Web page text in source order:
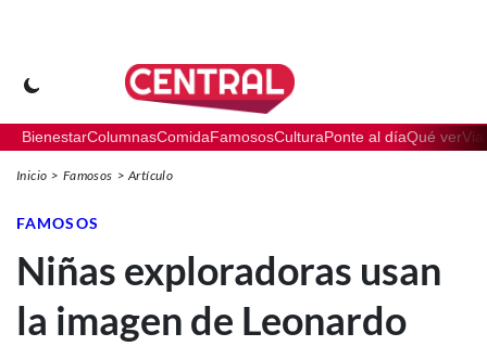
BienestarColumnasComidaFamososCulturaPonte al díaQué ver
Inicio Famosos Artículo
FAMOSOS
Niñas exploradoras usan
la imagen de Leonardo